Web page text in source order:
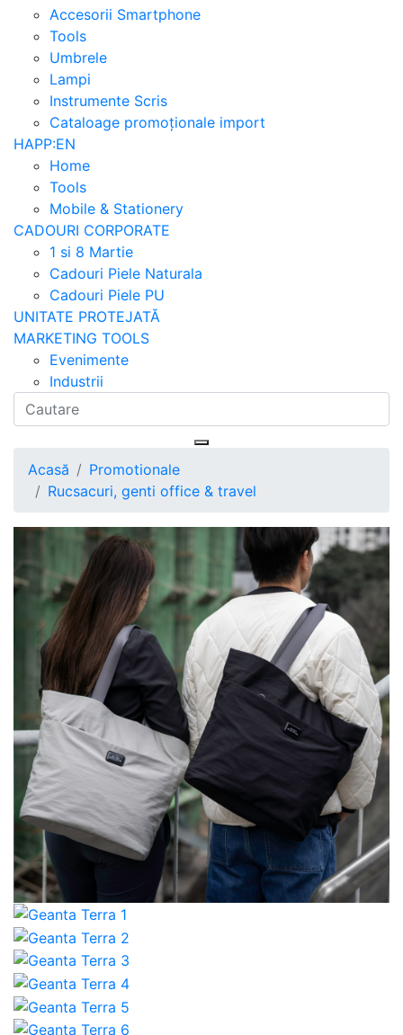
Accesorii Smartphone
Tools
Umbrele
Lampi
Instrumente Scris
Cataloage promoționale import
HAPP:EN
Home
Tools
Mobile & Stationery
CADOURI CORPORATE
1 si 8 Martie
Cadouri Piele Naturala
Cadouri Piele PU
UNITATE PROTEJATĂ
MARKETING TOOLS
Evenimente
Industrii
Acasă
Promotionale
Rucsacuri, genti office & travel